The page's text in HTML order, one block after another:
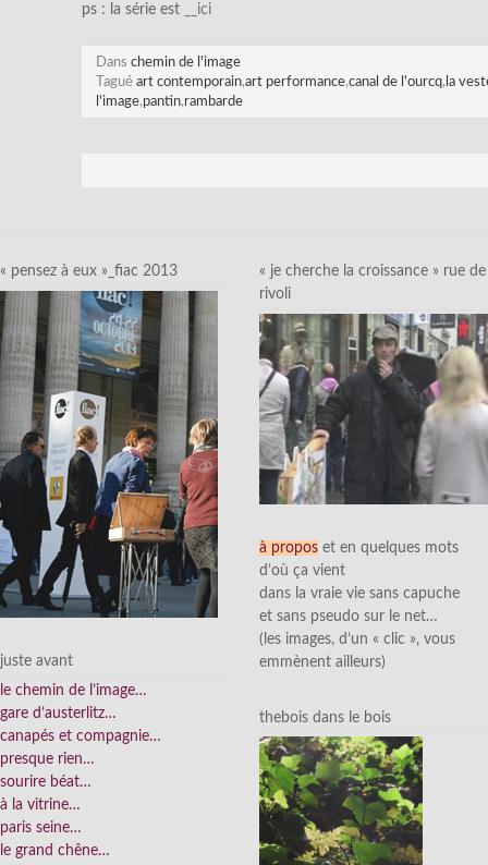
ps : la série est
__ici
Dans chemin de l'image
Tagué art contemporain,art performance,canal de l'ourcq, la
l'image,pantin,rambarde
« pensez à eux »_fiac 2013
juste avant
le chemin de l’image…
gare d’austerlitz…
canapés et compagnie…
presque rien…
sourire béat…
à la vitrine…
paris seine…
le grand chêne…
« je cherche la croissance » rue de
rivoli
à propos et en quelques mots
d’où ça vient
dans la vraie vie sans capuche
et sans pseudo sur le net…
(les images, d’un « clic », vous
emmènent ailleurs)
thebois dans le bois